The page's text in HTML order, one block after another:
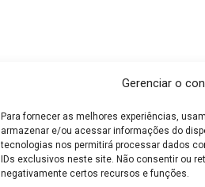
Gerenciar o
Para fornecer as melhores experiências,
armazenar e/ou acessar informações do
tecnologias nos permitirá processar dados
IDs exclusivos neste site. Não consentir ou
negativamente certos recursos e funções.